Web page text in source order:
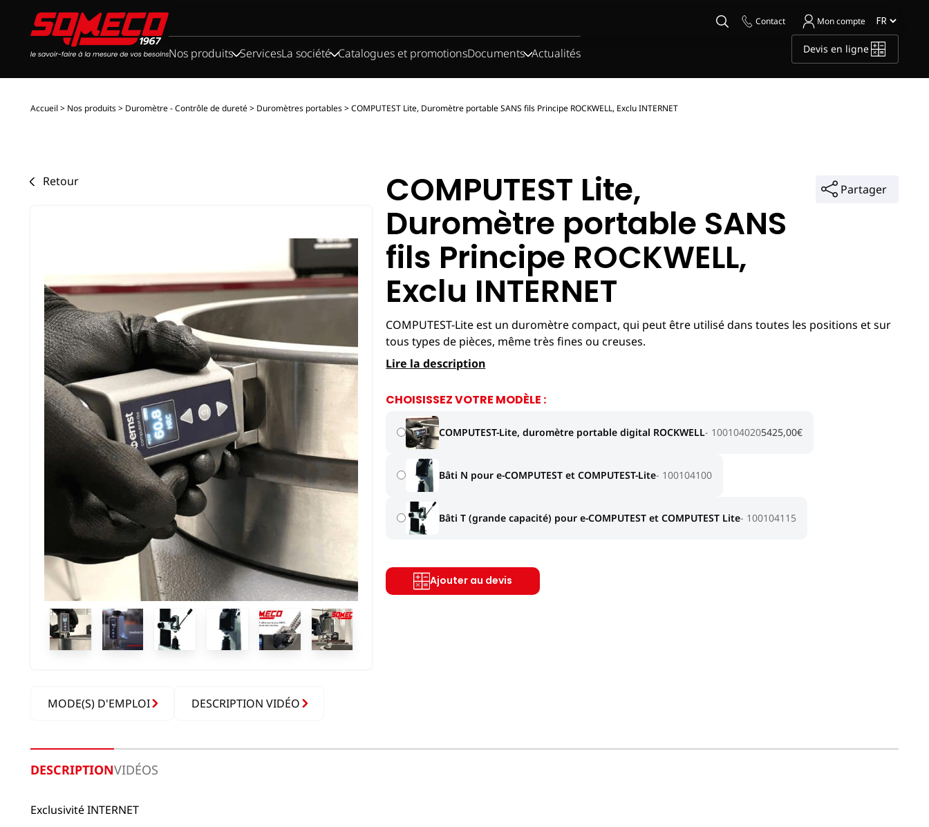
Rechercher : Contact Mon compte
Nos produits ServicesLa société Catalogues et promotionsDocuments Actualités Devis en ligne
Accueil > Nos produits> Duromètre - Contrôle de dureté> Duromètres portables>COMPUTEST Lite, Duromètre portable SANS fils Principe ROCKWELL, Exclu INTERNET
Retour
MODE(S) D'EMPLOI DESCRIPTION VIDÉO
COMPUTEST Lite,
Duromètre portable SANS
fils Principe ROCKWELL,
Exclu INTERNET
Partager
COMPUTEST-Lite est un duromètre compact, qui peut être utilisé dans toutes les positions et sur
tous types de pièces, même très fines ou creuses.
Lire la description
CHOISISSEZ VOTRE MODÈLE :
COMPUTEST-Lite, duromètre portable digital ROCKWELL 1001040205425,00€
Bâti N pour e-COMPUTEST et COMPUTEST-Lite 100104100
Bâti T (grande capacité) pour e-COMPUTEST et COMPUTEST Lite 100104115
Ajouter au devis
DESCRIPTIONVIDÉOS
Exclusivité INTERNET